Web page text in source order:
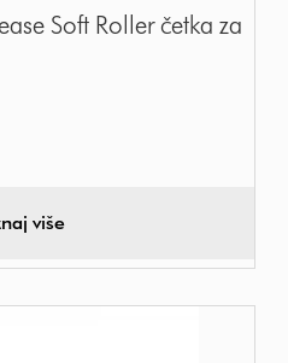
Soft Roller četka za
više